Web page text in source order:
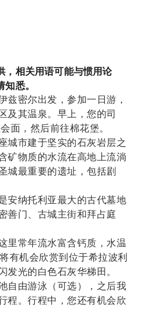
界遗产希拉波利斯，那里
，相关用语可能与惯用论
悉。
兹密尔出发，参加一日游，
及其温泉。早上，您的司
面，然后前往棉花堡。
城市建于坚实的石灰岩层之
矿物质的水流在高地上流淌
城最重要的遗址，包括剧
安纳托利亚最大的古代墓地
善门、古城主街和拜占庭
里常年流水富含钙质，水温
有机会欣赏到位于希拉波利
发光的白色石灰华梯田。
自由游泳（可选），之后我
程。行程中，您还有机会欣